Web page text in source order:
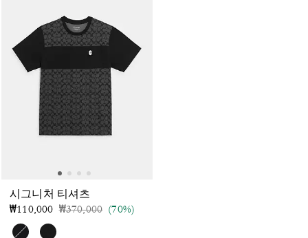
시그니처 티셔츠
₩110,000 가격 인하 전
₩370,000인하됨
(70%)